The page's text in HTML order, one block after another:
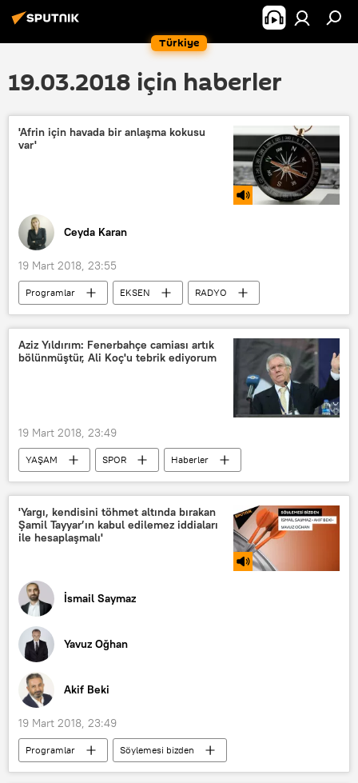
Türkiye
19.03.2018 için haberler
'Afrin için havada bir anlaşma kokusu
var'
Ceyda Karan
19 Mart 2018, 23:55
Programlar EKSEN
RADYO
Rusya
ABD
TÜRKİYE
Afrin
Fırat'ın doğusu
Beşar Esad
Metin Gürcan
Zeytin Dalı Harekatı
Aziz Yıldırım: Fenerbahçe camiası artık
bölünmüştür, Ali Koç'u tebrik ediyorum
19 Mart 2018, 23:49
YAŞAM SPOR
Haberler
Aziz Yıldırım
Ali Koç
Fenerbahçe
Türkiye Futbol Federasyonu (TFF)
'Yargı, kendisini töhmet altında bırakan
Şamil Tayyar’ın kabul edilemez iddiaları
ile hesaplaşmalı'
İsmail Saymaz
Yavuz Oğhan
Akif Beki
19 Mart 2018, 23:49
Programlar
Söylemesi bizden
RADYO
Şamil Tayyar